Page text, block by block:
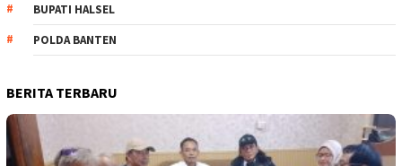
BUPATI HALSEL
POLDA BANTEN
BERITA TERBARU